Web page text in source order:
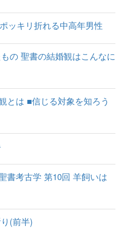
ッキリ折れる中高年男性
の 聖書の結婚観はこんなに
とは ■信じる対象を知ろう
考古学 第10回 羊飼いは
(前半)